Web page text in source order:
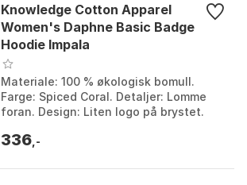
Knowledge Cotton Apparel
Women's Daphne Basic Badge
Hoodie Impala
Materiale: 100 % økologisk bomull.
Farge: Spiced Coral. Detaljer: Lomme
foran. Design: Liten logo på brystet.
XS.
336 ,-